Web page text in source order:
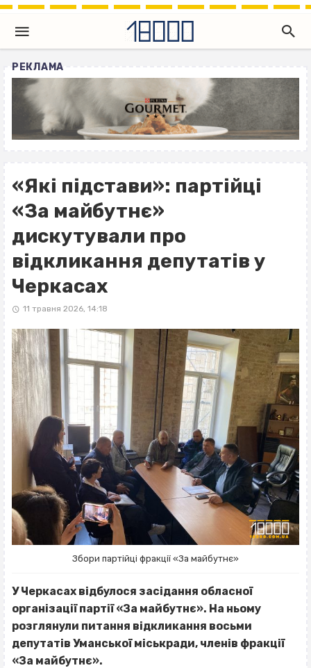
РЕКЛАМА
«Які підстави»: партійці
«За майбутнє»
дискутували про
відкликання депутатів у
Черкасах
11 травня 2026, 14:18
Збори партійці фракції «За майбутнє»
У Черкасах відбулося засідання обласної
організації партії «За майбутнє». На ньому
розглянули питання відкликання восьми
депутатів Уманської міськради, членів фракції
«За майбутнє».